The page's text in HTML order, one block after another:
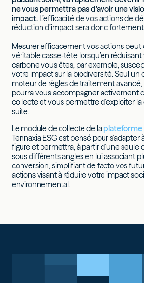
ne vous permettra pas d'avoir une
impact. L’efficacité de vos actions de
réduction d’impact sera donc fortement
Mesurer efficacement vos actions peut
véritable casse-tête lorsqu’en
carbone vous êtes, par exemple,
votre impact sur la biodiversité. Seul un
moteur de règles de traitement
pourra vous accompagner activement
collecte et vous permettre d’exploiter
suite.
Le module de collecte de la plateforme
Tennaxia ESG est pensé pour s’adapter
figure et permettra, à partir d’une seule
sous différents angles en lui associant
conversion, simplifiant de facto vos
actions visant à réduire votre impact
environnemental.